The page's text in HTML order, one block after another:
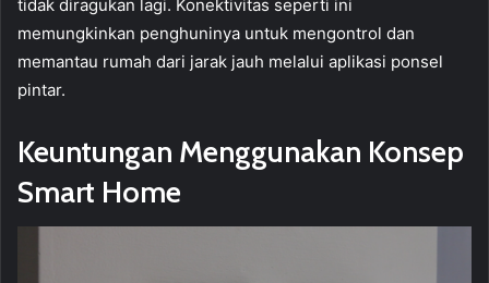
tidak diragukan lagi. Konektivitas seperti ini
memungkinkan penghuninya untuk mengontrol dan
memantau rumah dari jarak jauh melalui aplikasi ponsel
pintar.
Keuntungan Menggunakan Konsep
Smart Home